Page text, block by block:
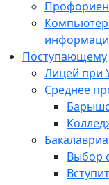
Поступающему
Лицей при
Среднее
Выбор